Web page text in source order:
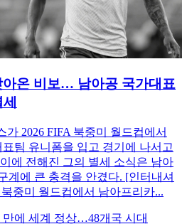
아온 비보… 남아공 국가대표
가 2026 FIFA 북중미 월드컵에서
팀 유니폼을 입고 경기에 나서고
에 전해진 그의 별세 소식은 남아
계에 큰 충격을 안겼다. [인터내셔
중미 월드컵에서 남아프리카...